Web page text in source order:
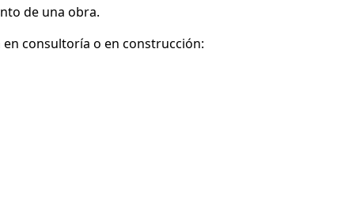
de una obra.
consultoría o en construcción: